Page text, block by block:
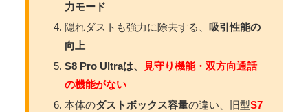
力モード
隠れダストも強力に除去する、 吸引性能の
向上
S8 Pro Ultraは、
見守り機能・双方向通話
の機能がない
本体のダストボックス容量の違い、旧型S7